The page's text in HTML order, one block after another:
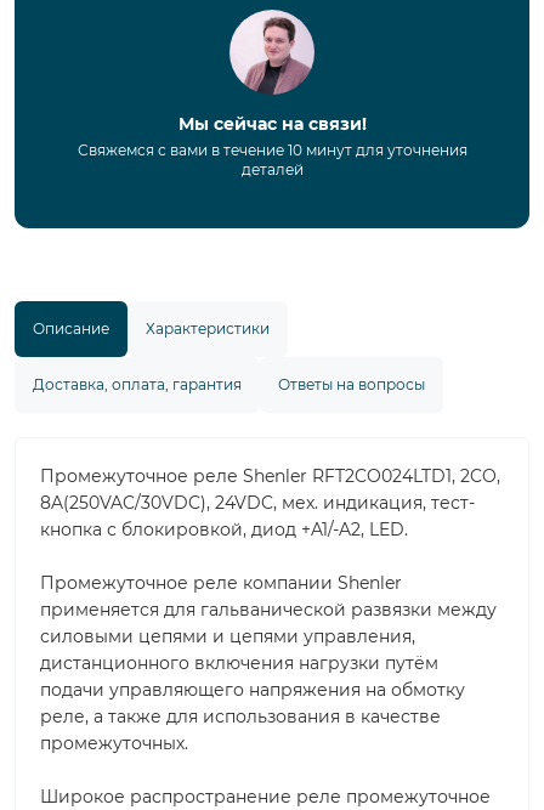
Мы сейчас на связи!
Свяжемся с вами в течение 10 минут для уточнения
деталей
Описание Характеристики
Доставка, оплата, гарантия Ответы на вопросы
Промежуточное реле Shenler RFT2CO024LTD1, 2CO,
8A(250VAC/30VDC), 24VDC, мех. индикация, тест-
кнопка с блокировкой, диод +A1/-A2, LED.
Промежуточное реле компании Shenler
применяется для гальванической развязки между
силовыми цепями и цепями управления,
дистанционного включения нагрузки путём
подачи управляющего напряжения на обмотку
реле, а также для использования в качестве
промежуточных.
Широкое распространение реле промежуточное